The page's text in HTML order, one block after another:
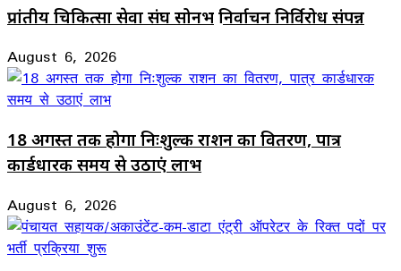
प्रांतीय चिकित्सा सेवा संघ सोनभद्र निर्वाचन निर्विरोध संपन्न
August 6, 2026
18 अगस्त तक होगा निःशुल्क राशन का वितरण, पात्र
कार्डधारक समय से उठाएं लाभ
August 6, 2026